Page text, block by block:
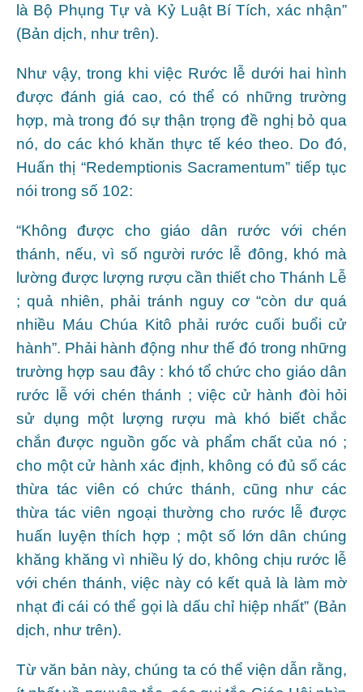
là Bộ Phụng Tự và Kỷ Luật Bí Tích, xác nhận”
(Bản dịch, như trên).
Như vậy, trong khi việc Rước lễ dưới hai hình
được đánh giá cao, có thể có những trường
hợp, mà trong đó sự thận trọng đề nghị bỏ qua
nó, do các khó khăn thực tế kéo theo. Do đó,
Huấn thị “Redemptionis Sacramentum” tiếp tục
nói trong số 102:
“Không được cho giáo dân rước với chén
thánh, nếu, vì số người rước lễ đông, khó mà
lường được lượng rượu cần thiết cho Thánh Lễ
; quả nhiên, phải tránh nguy cơ “còn dư quá
nhiều Máu Chúa Kitô phải rước cuối buổi cử
hành”. Phải hành động như thế đó trong những
trường hợp sau đây : khó tổ chức cho giáo dân
rước lễ với chén thánh ; việc cử hành đòi hỏi
sử dụng một lượng rượu mà khó biết chắc
chắn được nguồn gốc và phẩm chất của nó ;
cho một cử hành xác định, không có đủ số các
thừa tác viên có chức thánh, cũng như các
thừa tác viên ngoại thường cho rước lễ được
huấn luyện thích hợp ; một số lớn dân chúng
khăng khăng vì nhiều lý do, không chịu rước lễ
với chén thánh, việc này có kết quả là làm mờ
nhạt đi cái có thể gọi là dấu chỉ hiệp nhất” (Bản
dịch, như trên).
Từ văn bản này, chúng ta có thể viện dẫn rằng,